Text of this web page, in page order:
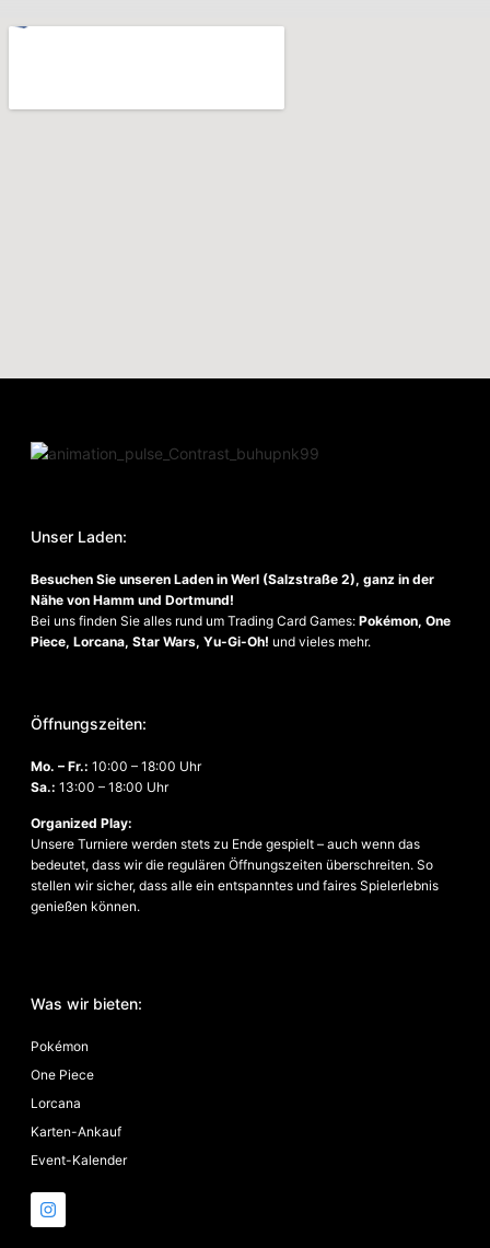
Unser Laden:
Besuchen Sie unseren Laden in Werl (Salzstraße 2), ganz in der
Nähe von Hamm und Dortmund!
Bei uns finden Sie alles rund um Trading Card Games: Pokémon, One
Piece, Lorcana, Star Wars, Yu-Gi-Oh! und vieles mehr.
Öffnungszeiten:
Mo. – Fr.: 10:00 – 18:00 Uhr
Sa.: 13:00 – 18:00 Uhr
Organized Play:
Unsere Turniere werden stets zu Ende gespielt – auch wenn das
bedeutet, dass wir die regulären Öffnungszeiten überschreiten. So
stellen wir sicher, dass alle ein entspanntes und faires Spielerlebnis
genießen können.
Was wir bieten:
Pokémon
One Piece
Lorcana
Karten-Ankauf
Event-Kalender